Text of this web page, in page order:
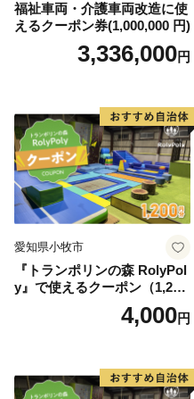
福祉車両・介護車両改造に使
えるクーポン券(1,000,000 円)
3,336,000円
愛知県小牧市
『トランポリンの森 RolyPol
y』で使えるクーポン（1,200
4,000円